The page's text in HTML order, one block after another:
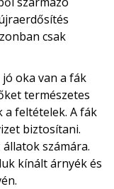
csak
oka van a fák
természetes
feltételek. A fák
biztosítani.
számára.
kínált árnyék és